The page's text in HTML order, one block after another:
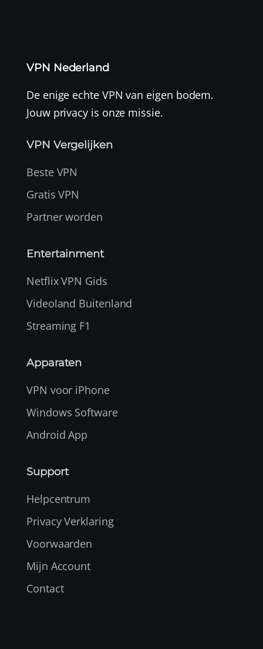
VPN Nederland
De enige echte VPN van eigen bodem.
Jouw privacy is onze missie.
VPN Vergelijken
Beste VPN
Gratis VPN
Partner worden
Entertainment
Netflix VPN Gids
Videoland Buitenland
Streaming F1
Apparaten
VPN voor iPhone
Windows Software
Android App
Support
Helpcentrum
Privacy Verklaring
Voorwaarden
Mijn Account
Contact